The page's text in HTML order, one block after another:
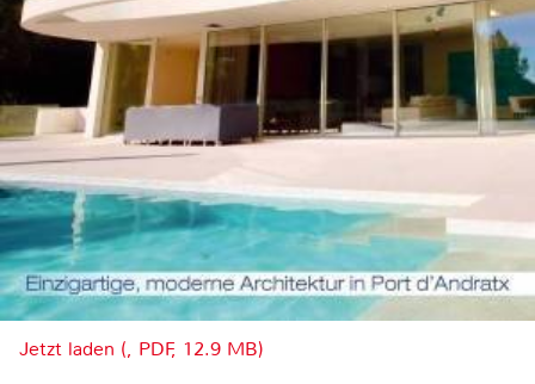
Jetzt laden (, PDF, 12.9 MB)